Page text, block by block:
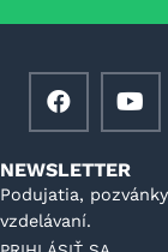
NEWSLETTER
Podujatia,
vzdelávaní.